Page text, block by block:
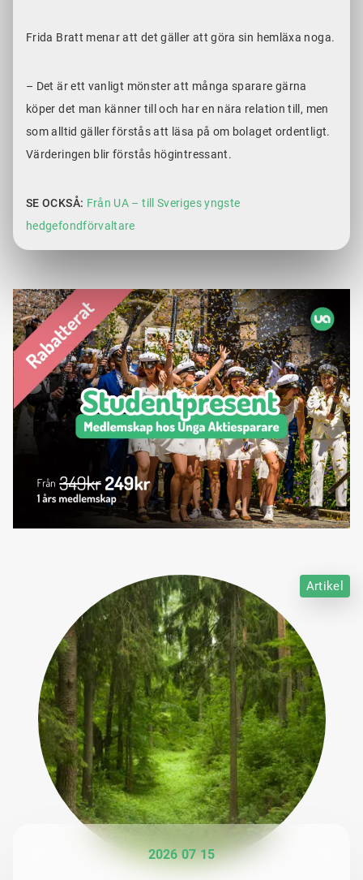
Frida Bratt menar att det gäller att göra sin hemläxa noga.
– Det är ett vanligt mönster att många sparare gärna
köper det man känner till och har en nära relation till, men
som alltid gäller förstås att läsa på om bolaget ordentligt.
Värderingen blir förstås högintressant.
SE OCKSÅ: Från UA – till Sveriges yngste
hedgefondförvaltare
Artikel
2026 07 15